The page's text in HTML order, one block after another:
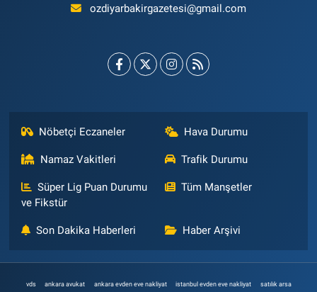
ozdiyarbakirgazetesi@gmail.com
Nöbetçi Eczaneler Hava Durumu
Namaz Vakitleri Trafik Durumu
Süper Lig Puan Durumu
ve Fikstür
Tüm Manşetler
Son Dakika Haberleri Haber Arşivi
vds ankara avukat ankara evden eve nakliyat istanbul evden eve nakliyat satılık arsa